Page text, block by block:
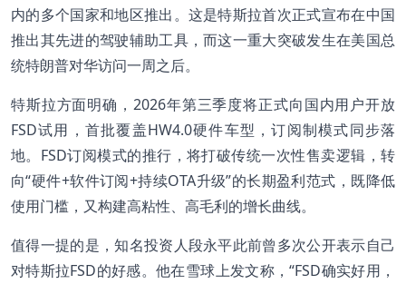
内的多个国家和地区推出。这是特斯拉首次正式宣布在中国
推出其先进的驾驶辅助工具，而这一重大突破发生在美国总
统特朗普对华访问一周之后。
特斯拉方面明确，2026年第三季度将正式向国内用户开放
FSD试用，首批覆盖HW4.0硬件车型，订阅制模式同步落
地。FSD订阅模式的推行，将打破传统一次性售卖逻辑，转
向“硬件+软件订阅+持续OTA升级”的长期盈利范式，既降低
使用门槛，又构建高粘性、高毛利的增长曲线。
值得一提的是，知名投资人段永平此前曾多次公开表示自己
对特斯拉FSD的好感。他在雪球上发文称，“FSD确实好用，